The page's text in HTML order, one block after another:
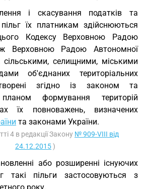
і скасування податків та
їх платникам здійснюються
Кодексу Верховною Радою
Верховною Радою Автономної
сільськими, селищними, міськими
об'єднаних територіальних
згідно із законом та
формування територій
їх повноважень, визначених
та законами України.
4 в редакції Закону № 909-VIII від
24.12.2015)
або розширенні існуючих
такі пільги застосовуються з